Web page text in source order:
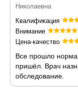
Николаевна
Квалификация
Внимание
Цена-качество
Все прошло
пришёл. Врач
обследование.